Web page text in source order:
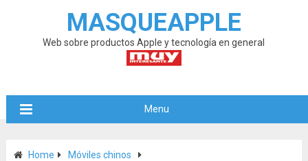
MASQUEAPPLE
Web sobre productos Apple y tecnología en general
Menu
Home
Móviles chinos